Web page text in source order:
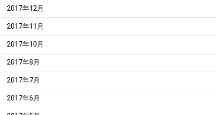
2017年12月
2017年11月
2017年10月
2017年8月
2017年7月
2017年6月